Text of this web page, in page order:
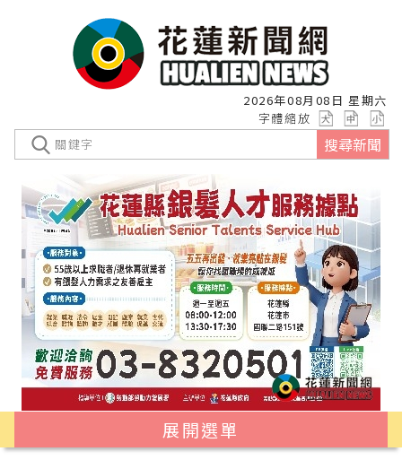
2026年08月08日 星期六
字體縮放
搜尋新聞
展開選單